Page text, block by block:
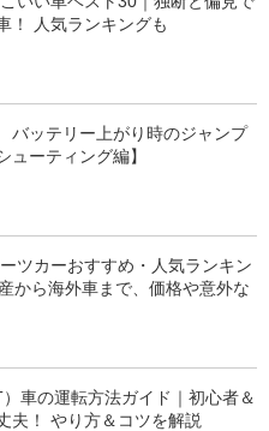
！ 人気ランキングも
ッテリー上がり時のジャンプ
ューティング編】
ツカーおすすめ・人気ランキン
から海外車まで、価格や意外な
車の運転方法ガイド｜初心者＆
夫！ やり方＆コツを解説